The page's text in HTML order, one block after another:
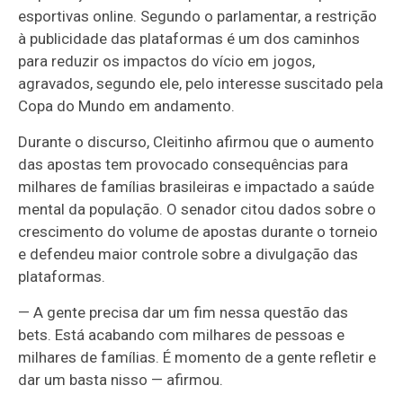
esportivas online. Segundo o parlamentar, a restrição
à publicidade das plataformas é um dos caminhos
para reduzir os impactos do vício em jogos,
agravados, segundo ele, pelo interesse suscitado pela
Copa do Mundo em andamento.
Durante o discurso, Cleitinho afirmou que o aumento
das apostas tem provocado consequências para
milhares de famílias brasileiras e impactado a saúde
mental da população. O senador citou dados sobre o
crescimento do volume de apostas durante o torneio
e defendeu maior controle sobre a divulgação das
plataformas.
— A gente precisa dar um fim nessa questão das
bets. Está acabando com milhares de pessoas e
milhares de famílias. É momento de a gente refletir e
dar um basta nisso — afirmou.